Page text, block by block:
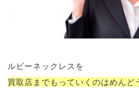
ルビーネックレスを
買取店までもっていくのはめんど